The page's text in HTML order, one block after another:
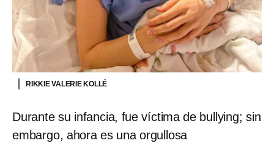
RIKKIE VALERIE KOLLÉ
Durante su infancia, fue víctima de bullying; sin
embargo, ahora es una orgullosa